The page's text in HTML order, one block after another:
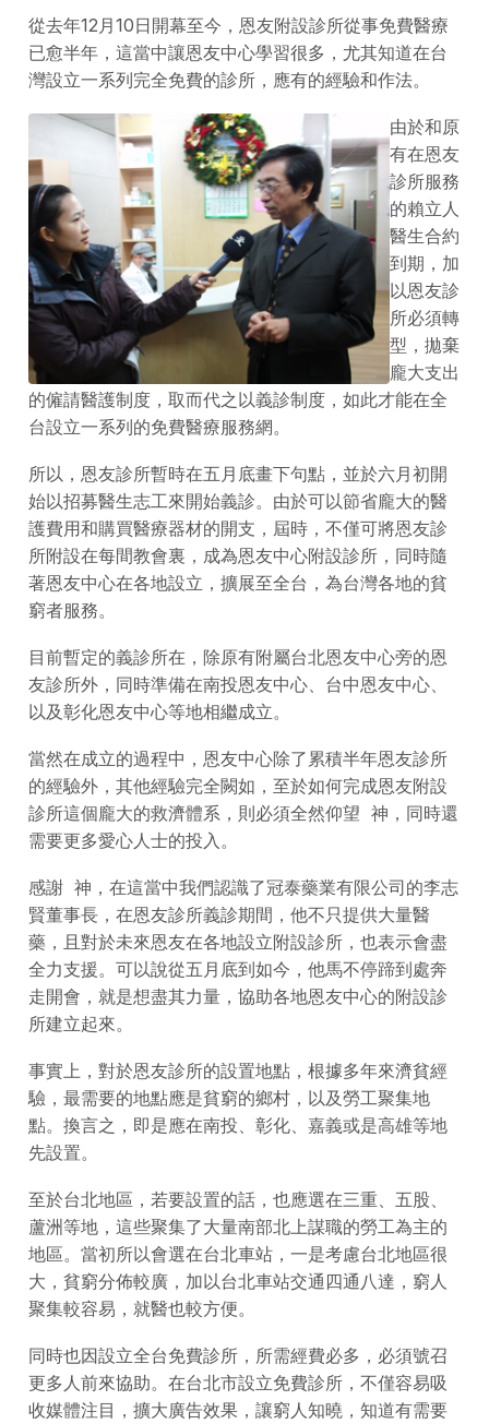
從去年12月10日開幕至今，恩友附設診所從事免費醫療
已愈半年，這當中讓恩友中心學習很多，尤其知道在台
灣設立一系列完全免費的診所，應有的經驗和作法。
由於和原
有在恩友
診所服務
的賴立人
醫生合約
到期，加
以恩友診
所必須轉
型，拋棄
龐大支出
的僱請醫護制度，取而代之以義診制度，如此才能在全
台設立一系列的免費醫療服務網。
所以，恩友診所暫時在五月底畫下句點，並於六月初開
始以招募醫生志工來開始義診。由於可以節省龐大的醫
護費用和購買醫療器材的開支，屆時，不僅可將恩友診
所附設在每間教會裏，成為恩友中心附設診所，同時隨
著恩友中心在各地設立，擴展至全台，為台灣各地的貧
窮者服務。
目前暫定的義診所在，除原有附屬台北恩友中心旁的恩
友診所外，同時準備在南投恩友中心、台中恩友中心、
以及彰化恩友中心等地相繼成立。
當然在成立的過程中，恩友中心除了累積半年恩友診所
的經驗外，其他經驗完全闕如，至於如何完成恩友附設
診所這個龐大的救濟體系，則必須全然仰望 神，同時還
需要更多愛心人士的投入。
感謝 神，在這當中我們認識了冠泰藥業有限公司的李志
賢董事長，在恩友診所義診期間，他不只提供大量醫
藥，且對於未來恩友在各地設立附設診所，也表示會盡
全力支援。可以說從五月底到如今，他馬不停蹄到處奔
走開會，就是想盡其力量，協助各地恩友中心的附設診
所建立起來。
事實上，對於恩友診所的設置地點，根據多年來濟貧經
驗，最需要的地點應是貧窮的鄉村，以及勞工聚集地
點。換言之，即是應在南投、彰化、嘉義或是高雄等地
先設置。
至於台北地區，若要設置的話，也應選在三重、五股、
蘆洲等地，這些聚集了大量南部北上謀職的勞工為主的
地區。當初所以會選在台北車站，一是考慮台北地區很
大，貧窮分佈較廣，加以台北車站交通四通八達，窮人
聚集較容易，就醫也較方便。
同時也因設立全台免費診所，所需經費必多，必須號召
更多人前來協助。在台北市設立免費診所，不僅容易吸
收媒體注目，擴大廣告效果，讓窮人知曉，知道有需要